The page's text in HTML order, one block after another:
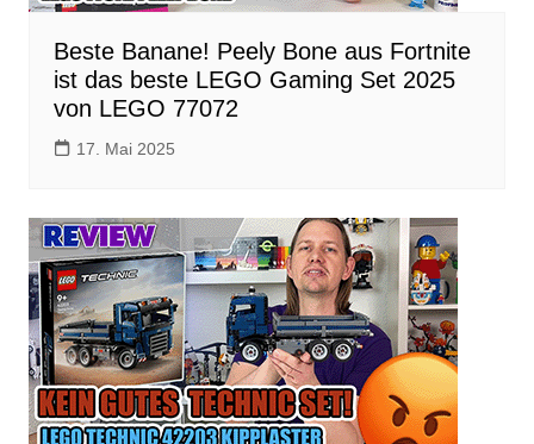
Beste Banane! Peely Bone aus Fortnite
ist das beste LEGO Gaming Set 2025
von LEGO 77072
17. Mai 2025